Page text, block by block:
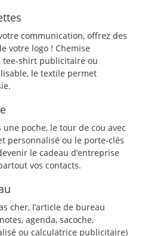
communication, offrez des
votre logo ! Chemise
tee-shirt publicitaire ou
le textile permet
une poche, le tour de cou avec
personnalisé ou le porte-clés
le cadeau d’entreprise
vos contacts.
cher, l’article de bureau
agenda, sacoche,
ou calculatrice publicitaire)